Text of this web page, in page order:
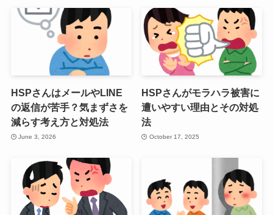
HSPさんはメールやLINE
の返信が苦手？気まずさを
減らす考え方と対処法
June 3, 2026
HSPさんがモラハラ被害に
遭いやすい理由とその対処
法
October 17, 2025